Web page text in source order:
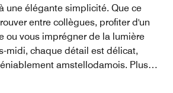
une élégante simplicité. Que ce
entre collègues, profiter d'un
ou vous imprégner de la lumière
midi, chaque détail est délicat,
amstellodamois. Plus